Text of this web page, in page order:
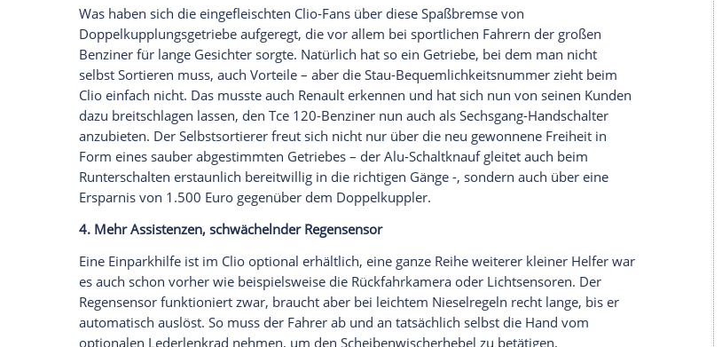
Sprints kann er aber trotzdem aufdrehen, sodass dieDrehzahlnadel schnell im roten
Bereich landet. Echt kein Spießer!
Empfohlener externer Inhalt:
Glomex GmbH
Wir benötigen Ihre Zustimmung, um den von unserer Redaktion eingebundenen Inhalt von Glomex GmbH
anzuzeigen. Sie können diesen mit einem Klick anzeigen lassen und auch wieder deaktivieren.
jetzt aktivieren
Ich bin damit einverstanden, dass mir externe Inhalte angezeigt werden. Damit können personenbezogene
Daten an Drittplattformen übermittelt werden.Mehr dazu in unseren Datenschutzhinweisen.
3. Spaßige Getriebekombination
Was haben sich die eingefleischten Clio-Fans über diese Spaßbremse von